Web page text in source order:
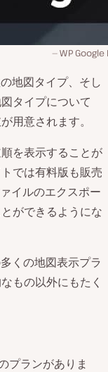
WP
地図タイプ、そし
タイプについて
用意されます。
を表示することが
では有料版も販売
イルのエクスポー
ができるようにな
くの地図表示プラ
もの以外にもたく
プランがありま